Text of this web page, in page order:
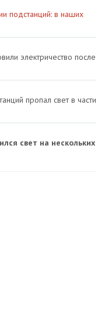
подстанций: в наших
электричество после
пропал свет в части
свет на нескольких